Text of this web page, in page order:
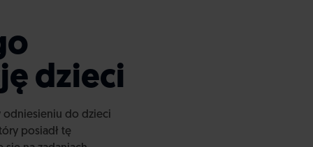
dzieci
odniesieniu do dzieci
posiadł tę